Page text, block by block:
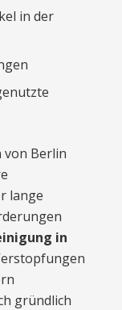
in der
von Berlin
lange
in
gründlich